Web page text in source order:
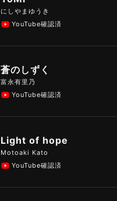
にしやまゆうき
YouTube確認済
蒼のしずく
富永有里乃
YouTube確認済
Light of hope
Motoaki Kato
YouTube確認済